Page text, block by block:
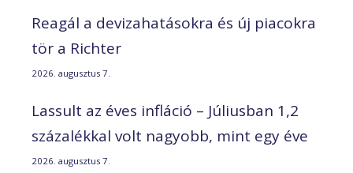
Reagál a devizahatásokra és új piacokra
tör a Richter
2026. augusztus 7.
Lassult az éves infláció – Júliusban 1,2
százalékkal volt nagyobb, mint egy éve
2026. augusztus 7.